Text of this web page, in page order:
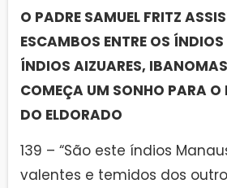
O PADRE SAMUEL FRITZ
ESCAMBOS ENTRE OS
ÍNDIOS AIZUARES,
COMEÇA UM SONHO PARA O
DO ELDORADO
139 – “São este índios
valentes e temidos dos